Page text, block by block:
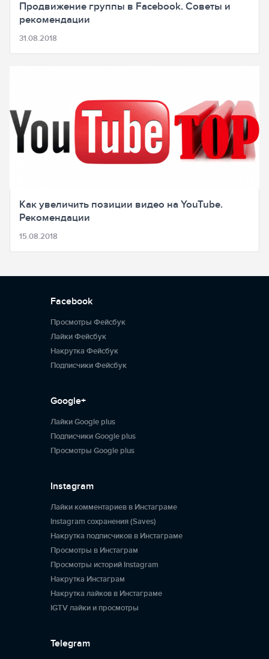
Продвижение группы в Facebook. Советы и
рекомендации
31.08.2018
Как увеличить позиции видео на YouTube.
Рекомендации
15.08.2018
Facebook
Просмотры Фейсбук
Лайки Фейсбук
Накрутка Фейсбук
Подписчики Фейсбук
Google+
Лайки Google plus
Подписчики Google plus
Просмотры Google plus
Instagram
Лайки комментариев в Инстаграме
Instagram сохранения (Saves)
Накрутка подписчиков в Инстаграме
Просмотры в Инстаграм
Просмотры историй Instagram
Накрутка Инстаграм
Накрутка лайков в Инстаграме
IGTV лайки и просмотры
Telegram